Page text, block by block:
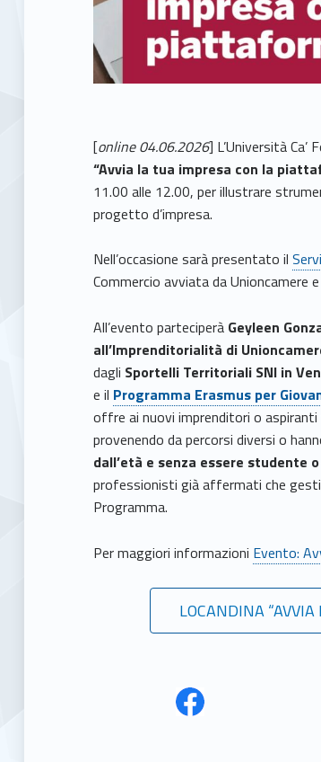
[online 04.06.2026] L’Università Ca’
“Avvia la tua impresa con la
11.00 alle 12.00, per illustrare
progetto d’impresa.
Nell’occasione sarà presentato il
Commercio avviata da Unioncamere
All’evento parteciperà Geyleen
all’Imprenditorialità di
dagli Sportelli Territoriali SNI in
e il Programma Erasmus per
offre ai nuovi imprenditori o aspiranti
provenendo da percorsi diversi o
dall’età e senza essere studente
professionisti già affermati che
Programma.
Per maggiori informazioni Evento:
LOCANDINA